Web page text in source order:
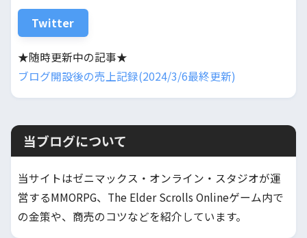
Twitter
★随時更新中の記事★
ブログ開設後の売上記録(2024/3/6最終更新)
当ブログについて
当サイトはゼニマックス・オンライン・スタジオが運
営するMMORPG、The Elder Scrolls Onlineゲーム内で
の金策や、商売のコツなどを紹介しています。